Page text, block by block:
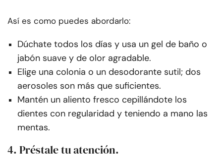
Así es como puedes abordarlo:
Dúchate todos los días y usa un gel de baño o
jabón suave y de olor agradable.
Elige una colonia o un desodorante sutil; dos
aerosoles son más que suficientes.
Mantén un aliento fresco cepillándote los
dientes con regularidad y teniendo a mano las
mentas.
4. Préstale tu atención.